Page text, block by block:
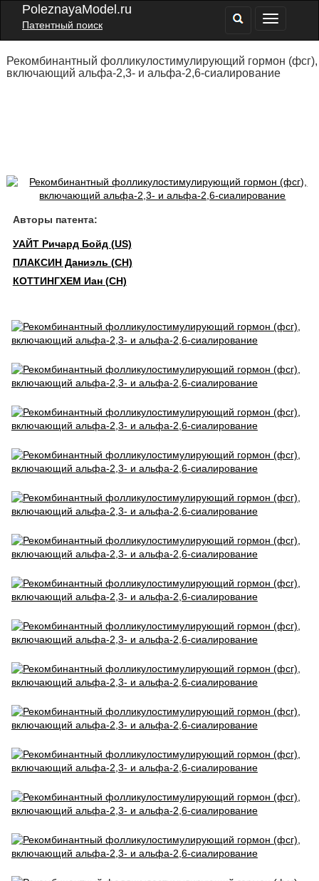
PoleznayaModel.ru
Патентный поиск
Рекомбинантный фолликулостимулирующий гормон (фсг),
включающий альфа-2,3- и альфа-2,6-сиалирование
Авторы патента:
УАЙТ Ричард Бойд (US)
ПЛАКСИН Даниэль (CH)
КОТТИНГХЕМ Иан (CH)